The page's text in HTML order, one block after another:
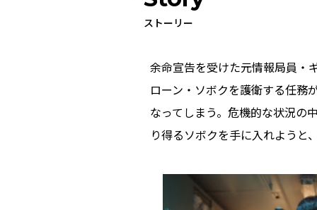
ストーリー
余命宣告を受けた元情報局員・
ローン・ソボクを護衛する任務
なってしまう。危機的な状況の
り得るソボクを⼿に⼊れようと